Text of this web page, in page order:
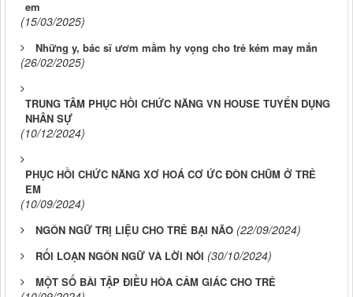
em
(15/03/2025)
Những y, bác sĩ ươm mầm hy vọng cho trẻ kém may mắn
(26/02/2025)
TRUNG TÂM PHỤC HỒI CHỨC NĂNG VN HOUSE TUYỂN DỤNG
NHÂN SỰ
(10/12/2024)
PHỤC HỒI CHỨC NĂNG XƠ HOÁ CƠ ỨC ĐÒN CHŨM Ở TRẺ
EM
(10/09/2024)
NGÔN NGỮ TRỊ LIỆU CHO TRẺ BẠI NÃO (22/09/2024)
RỐI LOẠN NGÔN NGỮ VÀ LỜI NÓI (30/10/2024)
MỘT SỐ BÀI TẬP ĐIỀU HÒA CẢM GIÁC CHO TRẺ